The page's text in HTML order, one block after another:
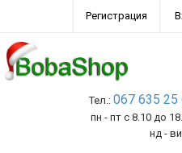
Регистрация
Тел.: 067 635 25
пн - пт с 8.10 до
нд -